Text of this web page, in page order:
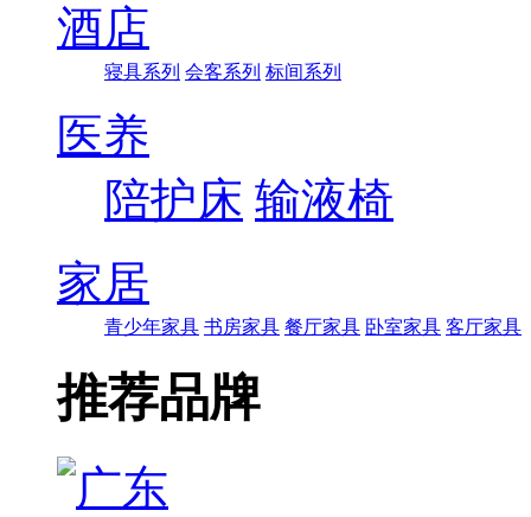
酒店
寝具系列 会客系列 标间系列
医养
陪护床 输液椅
家居
青少年家具 书房家具 餐厅家具 卧室家具 客厅家具
推荐品牌